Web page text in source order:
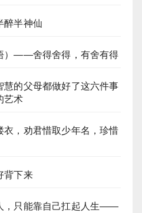
醉半神仙
）——舍得舍得，有舍有得
慧的父母都做好了这六件事
艺术​
衣，劝君惜取少年名，珍惜
背下来
，只能靠自己扛起人生——